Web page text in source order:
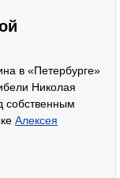
в «Петербурге»
Николая
собственным
Алексея